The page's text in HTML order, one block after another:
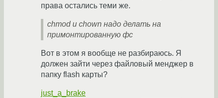
права остались теми же.
chmod и chown надо делать на
примонтированную фс
Вот в этом я вообще не разбираюсь. Я
должен зайти через файловый менджер в
папку flash карты?
just_a_brake